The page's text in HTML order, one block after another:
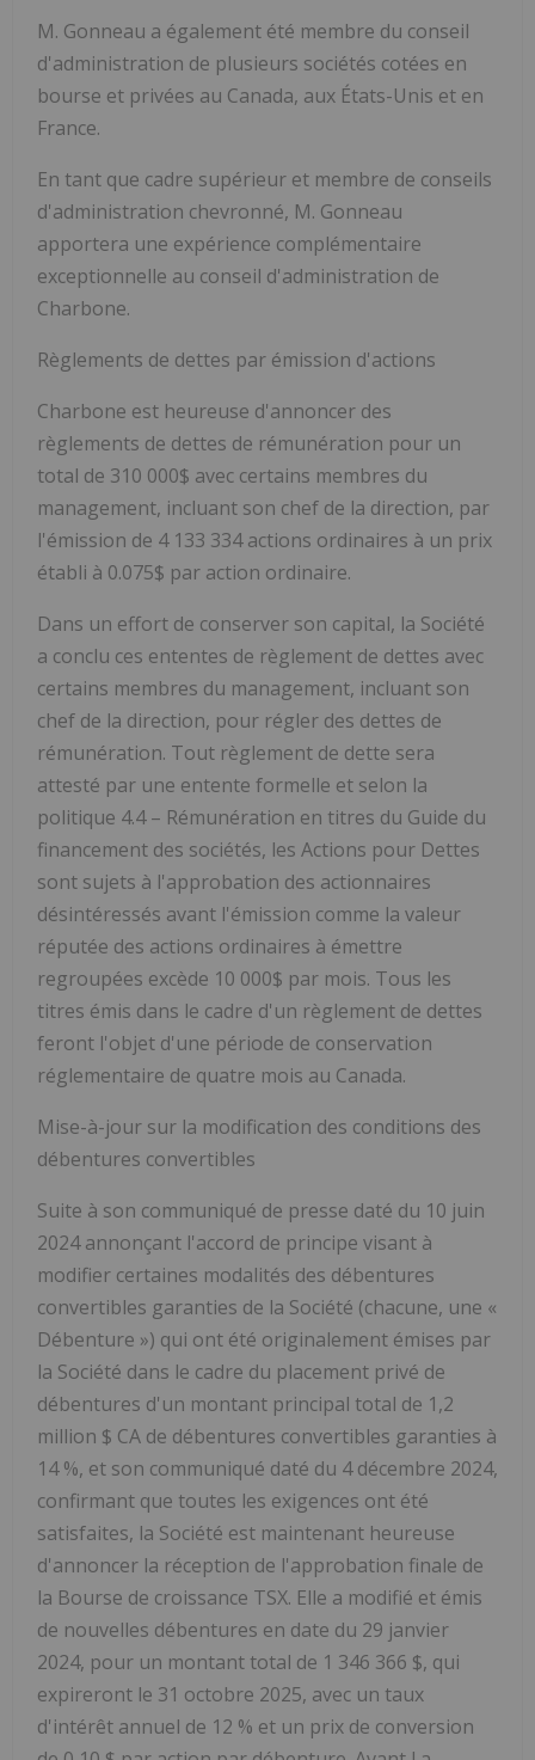
M. Gonneau a également été membre du conseil
d'administration de plusieurs sociétés cotées en
bourse et privées au Canada, aux États-Unis et en
France.
En tant que cadre supérieur et membre de conseils
d'administration chevronné, M. Gonneau
apportera une expérience complémentaire
exceptionnelle au conseil d'administration de
Charbone.
Règlements de dettes par émission d'actions
Charbone est heureuse d'annoncer des
règlements de dettes de rémunération pour un
total de 310 000$ avec certains membres du
management, incluant son chef de la direction, par
l'émission de 4 133 334 actions ordinaires à un prix
établi à 0.075$ par action ordinaire.
Dans un effort de conserver son capital, la Société
a conclu ces ententes de règlement de dettes avec
certains membres du management, incluant son
chef de la direction, pour régler des dettes de
rémunération. Tout règlement de dette sera
attesté par une entente formelle et selon la
politique 4.4 – Rémunération en titres du Guide du
financement des sociétés, les Actions pour Dettes
sont sujets à l'approbation des actionnaires
désintéressés avant l'émission comme la valeur
réputée des actions ordinaires à émettre
regroupées excède 10 000$ par mois. Tous les
titres émis dans le cadre d'un règlement de dettes
feront l'objet d'une période de conservation
réglementaire de quatre mois au Canada.
Mise-à-jour sur la modification des conditions des
débentures convertibles
Suite à son communiqué de presse daté du 10 juin
2024 annonçant l'accord de principe visant à
modifier certaines modalités des débentures
convertibles garanties de la Société (chacune, une «
Débenture ») qui ont été originalement émises par
la Société dans le cadre du placement privé de
débentures d'un montant principal total de 1,2
million $ CA de débentures convertibles garanties à
14 %, et son communiqué daté du 4 décembre 2024,
confirmant que toutes les exigences ont été
satisfaites, la Société est maintenant heureuse
d'annoncer la réception de l'approbation finale de
la Bourse de croissance TSX. Elle a modifié et émis
de nouvelles débentures en date du 29 janvier
2024, pour un montant total de 1 346 366 $, qui
expireront le 31 octobre 2025, avec un taux
d'intérêt annuel de 12 % et un prix de conversion